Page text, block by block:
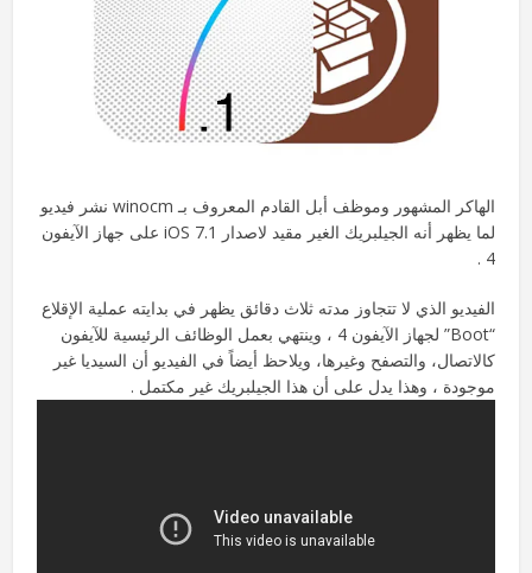
الهاكر المشهور وموظف أبل القادم المعروف بـ winocm نشر فيديو
لما يظهر أنه الجيلبريك الغير مقيد لاصدار iOS 7.1 على جهاز الآيفون
4 .
الفيديو الذي لا تتجاوز مدته ثلاث دقائق يظهر في بدايته عملية الإقلاع
“Boot” لجهاز الآيفون 4 ، وينتهي بعمل الوظائف الرئيسية للآيفون
كالاتصال، والتصفح وغيرها، ويلاحظ أيضاً في الفيديو أن السيديا غير
موجودة ، وهذا يدل على أن هذا الجيلبريك غير مكتمل .